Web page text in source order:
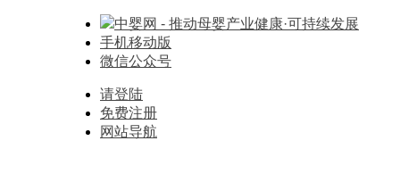
中婴网 - 推动母婴产业健康·可持续发展
手机移动版
微信公众号
请登陆
免费注册
网站导航